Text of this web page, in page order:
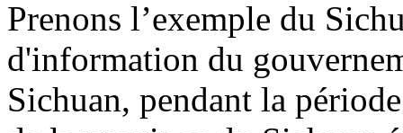
Prenons l’exemple du
d'information du
Sichuan, pendant la